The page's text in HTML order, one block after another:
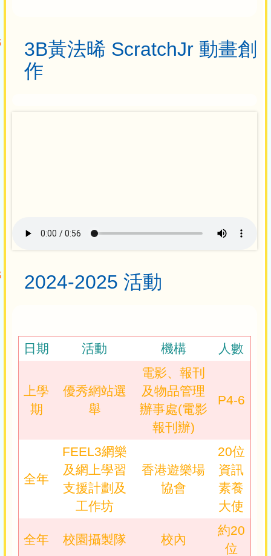
3B黃法晞 ScratchJr 動畫創
作
2024-2025 活動
日期 活動 機構 人數
上學
期
優秀網站選
舉
電影、報刊
及物品管理
辦事處(電影
報刊辦)
P4-6
全年
FEEL3網樂
及網上學習
支援計劃及
工作坊
香港遊樂場
協會
20位
資訊
素養
大使
全年 校園攝製隊 校內
約20
位